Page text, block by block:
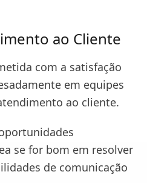
ao Cliente
com a satisfação
em equipes
ao cliente.
se for bom em resolver
de comunicação